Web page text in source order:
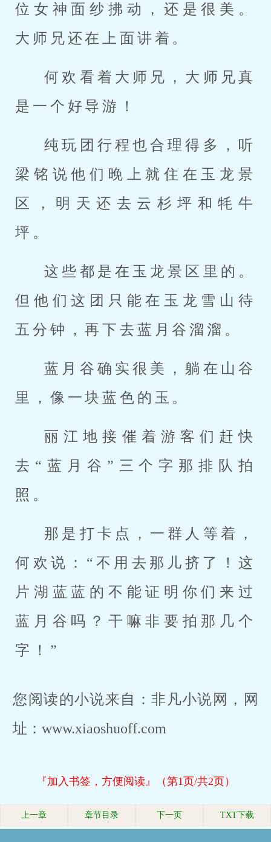
位女神面纱拂动，还是很美。
大师兄还在上面讲着。
何欢看着大师兄，大师兄真
是一个好导游！
纯玩团行程也合理得多，听
梁铭说他们晚上就住在玉龙景
区，明天还去云杉坪和牦牛
坪。
这些都是在玉龙景区里的。
但他们这团只能在玉龙雪山待
五分钟，再下去蓝月谷溜溜。
蓝月谷确实很美，躺在山谷
里，像一块蓝色的玉。
丽江地接催着游客们赶快
去“蓝月谷”三个字那排队拍
照。
那是打卡点，一群人等着，
何欢说：“不用去那儿挤了！这
片湖蓝蓝的不能证明你们来过
蓝月谷吗？干嘛非要拍那几个
字！”
您阅读的小说来自：非凡小说网，网
址：www.xiaoshuoff.com
『加入书签，方便阅读』（第1页/共2页）
上一章 章节目录 下一页 TXT下载